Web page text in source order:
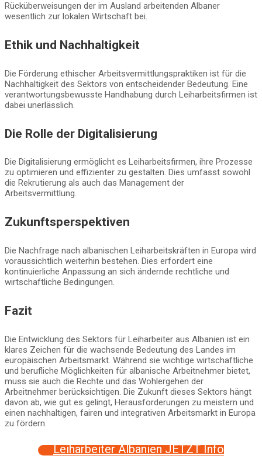
Rücküberweisungen der im Ausland arbeitenden Albaner
wesentlich zur lokalen Wirtschaft bei.
Ethik und Nachhaltigkeit
Die Förderung ethischer Arbeitsvermittlungspraktiken ist für die
Nachhaltigkeit des Sektors von entscheidender Bedeutung. Eine
verantwortungsbewusste Handhabung durch Leiharbeitsfirmen ist
dabei unerlässlich.
Die Rolle der Digitalisierung
Die Digitalisierung ermöglicht es Leiharbeitsfirmen, ihre Prozesse
zu optimieren und effizienter zu gestalten. Dies umfasst sowohl
die Rekrutierung als auch das Management der
Arbeitsvermittlung.
Zukunftsperspektiven
Die Nachfrage nach albanischen Leiharbeitskräften in Europa wird
voraussichtlich weiterhin bestehen. Dies erfordert eine
kontinuierliche Anpassung an sich ändernde rechtliche und
wirtschaftliche Bedingungen.
Fazit
Die Entwicklung des Sektors für Leiharbeiter aus Albanien ist ein
klares Zeichen für die wachsende Bedeutung des Landes im
europäischen Arbeitsmarkt. Während sie wichtige wirtschaftliche
und berufliche Möglichkeiten für albanische Arbeitnehmer bietet,
muss sie auch die Rechte und das Wohlergehen der
Arbeitnehmer berücksichtigen. Die Zukunft dieses Sektors hängt
davon ab, wie gut es gelingt, Herausforderungen zu meistern und
einen nachhaltigen, fairen und integrativen Arbeitsmarkt in Europa
zu fördern.
Leiharbeiter Albanien JETZT Info